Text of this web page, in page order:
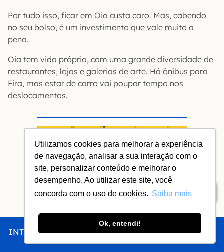
Utilizamos cookies para melhorar a experiência
de navegação, analisar a sua interação com o
site, personalizar conteúdo e melhorar o
desempenho. Ao utilizar este site, você
concorda com o uso de cookies. Saiba mais
Ok, entendi!
INTRO CHEGAR FICAR COMER FAZER
Índice
Por tudo isso, ficar em Oia custa caro. Mas, cabendo
no seu bolso, é um investimento que vale muito a
pena.
Oia tem vida própria, com uma grande diversidade de
restaurantes, lojas e galerias de arte. Há ônibus para
Fira, mas estar de carro vai poupar tempo nos
deslocamentos.
Guarda-volumes: a mala descansa
enquanto você passeia